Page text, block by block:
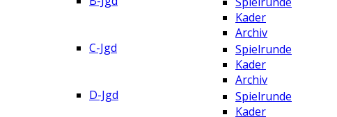
Kader
Archiv
C-Jgd
Spielrunde
Kader
Archiv
D-Jgd
Spielrunde
Kader